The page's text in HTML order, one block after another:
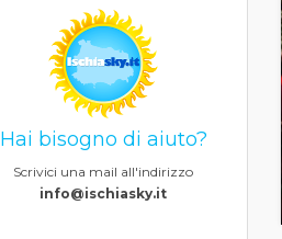
Hai bisogno di aiuto?
Scrivici una mail all'indirizzo
info@ischiasky.it